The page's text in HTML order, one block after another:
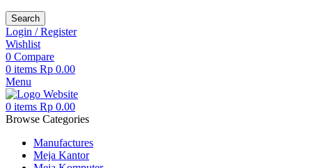
Search
Login / Register
Wishlist
0 Compare
0 items Rp 0.00
Menu
0 items Rp 0.00
Browse Categories
Manufactures
Meja Kantor